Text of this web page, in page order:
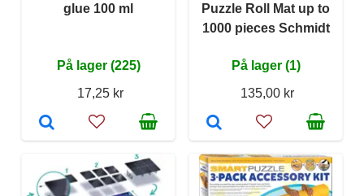
glue 100 ml
På lager (225)
17,25 kr
Puzzle Roll Mat up to
1000 pieces Schmidt
På lager (1)
135,00 kr